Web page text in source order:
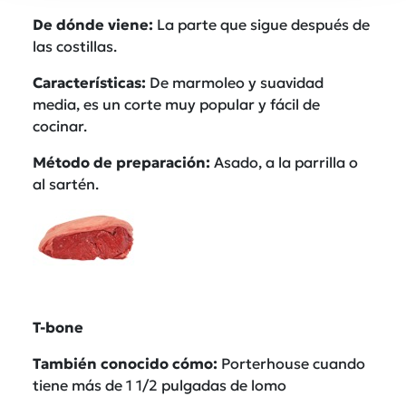
De dónde viene: La parte que sigue después de
las costillas.
Características: De marmoleo y suavidad
media, es un corte muy popular y fácil de
cocinar.
Método de preparación: Asado, a la parrilla o
al sartén.
T-bone
También conocido cómo: Porterhouse cuando
tiene más de 1 1/2 pulgadas de lomo